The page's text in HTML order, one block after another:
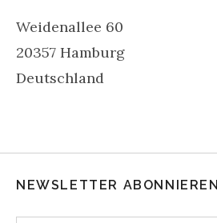
Weidenallee 60
20357 Hamburg
Deutschland
NEWSLETTER ABONNIEREN